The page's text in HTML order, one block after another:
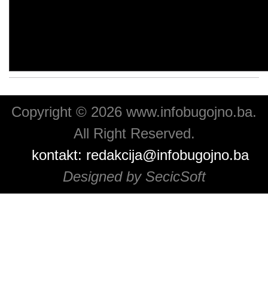
Copyright © 2026 www.infobugojno.ba.
All Right Reserved.
kontakt: redakcija@infobugojno.ba
Designed by SecicSoft